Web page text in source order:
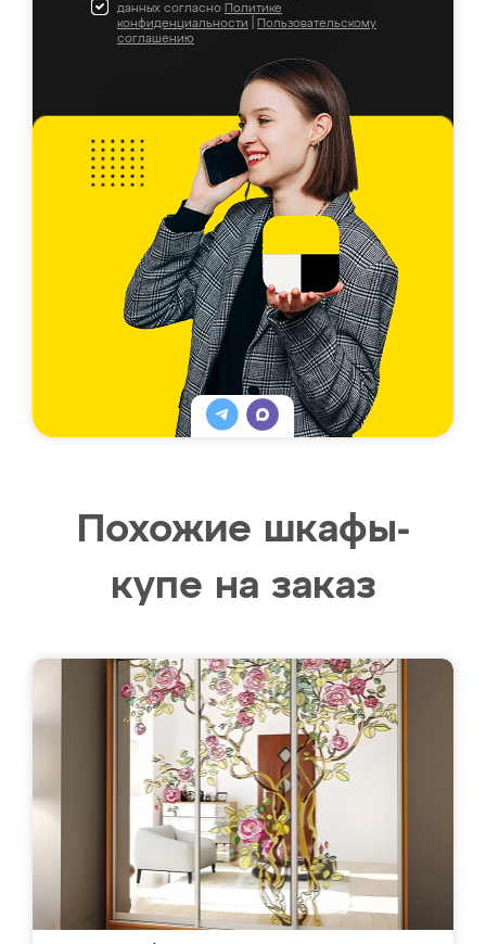
данных согласно Политике
конфиденциальности
Пользовательскому
соглашению
Похожие шкафы-
купе на заказ